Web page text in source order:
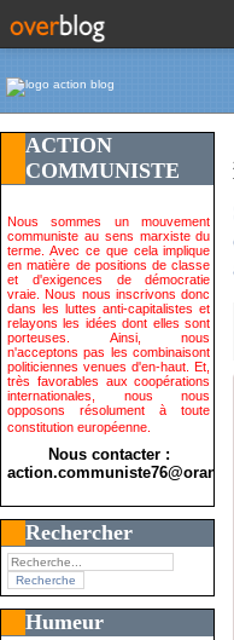
ACTION
COMMUNISTE
Nous sommes un mouvement
communiste au sens marxiste du
terme. Avec ce que cela implique
en matière de positions de classe
et d'exigences de démocratie
vraie. Nous nous inscrivons donc
dans les luttes anti-capitalistes et
relayons les idées dont elles sont
porteuses. Ainsi, nous
n'acceptons pas les combinaisont
politiciennes venues d'en-haut. Et,
très favorables aux coopérations
internationales, nous nous
opposons résolument à toute
constitution européenne.
Nous contacter :
Rechercher
Humeur